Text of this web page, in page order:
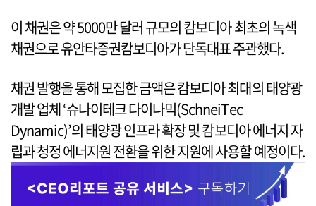
이 채권은 약 5000만 달러 규모의 캄보디아 최초의 녹색
채권으로 유안타증권캄보디아가 단독대표 주관했다.
채권 발행을 통해 모집한 금액은 캄보디아 최대의 태양광
개발 업체 ‘슈나이테크 다이나믹(SchneiTec
Dynamic)’의 태양광 인프라 확장 및 캄보디아 에너지 자
립과 청정 에너지원 전환을 위한 지원에 사용할 예정이다.